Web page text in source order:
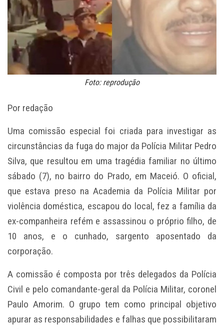
Foto: reprodução
Por redação
Uma comissão especial foi criada para investigar as
circunstâncias da fuga do major da Polícia Militar Pedro
Silva, que resultou em uma tragédia familiar no último
sábado (7), no bairro do Prado, em Maceió. O oficial,
que estava preso na Academia da Polícia Militar por
violência doméstica, escapou do local, fez a família da
ex-companheira refém e assassinou o próprio filho, de
10 anos, e o cunhado, sargento aposentado da
corporação.
A comissão é composta por três delegados da Polícia
Civil e pelo comandante-geral da Polícia Militar, coronel
Paulo Amorim. O grupo tem como principal objetivo
apurar as responsabilidades e falhas que possibilitaram